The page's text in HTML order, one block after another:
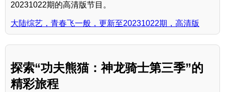
20231022期的高清版节目。
大陆综艺，青春飞一般，更新至20231022期，高清版
探索“功夫熊猫：神龙骑士第三季”的
精彩旅程